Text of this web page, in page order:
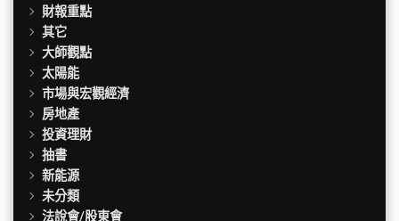
財報重點
其它
大師觀點
太陽能
市場與宏觀經濟
房地產
投資理財
抽書
新能源
未分類
法說會/股東會